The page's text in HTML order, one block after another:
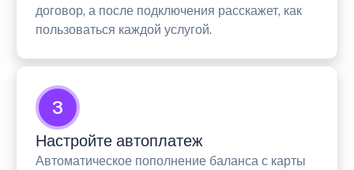
договор, а после подключения расскажет, как
пользоваться каждой услугой.
3
Настройте автоплатеж
Автоматическое пополнение баланса с карты